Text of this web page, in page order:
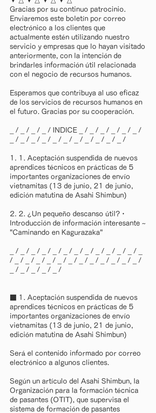
Gracias por su continuo patrocinio.
Enviaremos este boletín por correo
electrónico a los clientes que
actualmente estén utilizando nuestro
servicio y empresas que lo hayan visitado
anteriormente, con la intención de
brindarles información útil relacionada
con el negocio de recursos humanos.
Esperamos que contribuya al uso eficaz
de los servicios de recursos humanos en
el futuro. Gracias por su cooperación.
_ / _ / _ / _ / INDICE _ / _ / _ / _ / _ / _ /
_ / _ / _ / _ / _ / _ / _ / _ / _ / _ / _ /
1. 1. Aceptación suspendida de nuevos
aprendices técnicos en prácticas de 5
importantes organizaciones de envío
vietnamitas (13 de junio, 21 de junio,
edición matutina de Asahi Shimbun)
2. 2. ¿Un pequeño descanso útil?・
Introducción de información interesante ~
"Caminando en Kagurazaka"
_ / _ / _ / _ / _ / _ / _ / _ / _ / _ / _ / _ / _
/ _ / _ / _ / _ / _ / _ / _ / _ / _ / _ / _ / _ /
_ / _ / _ / _ / _ /
■ 1. Aceptación suspendida de nuevos
aprendices técnicos en prácticas de 5
importantes organizaciones de envío
vietnamitas (13 de junio, 21 de junio,
edición matutina de Asahi Shimbun)
Será el contenido informado por correo
electrónico a algunos clientes.
Según un artículo del Asahi Shimbun, la
Organización para la formación técnica
de pasantes (OTIT), que supervisa el
sistema de formación de pasantes